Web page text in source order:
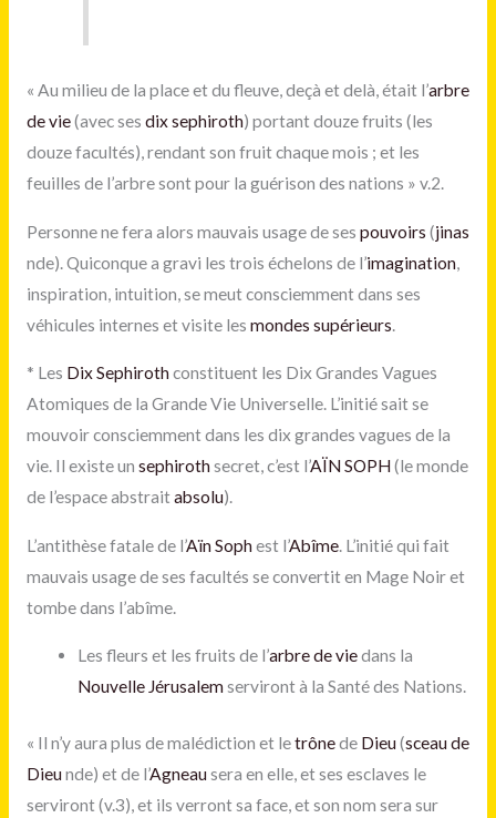
« Au milieu de la place et du fleuve, deçà et delà, était l’arbre
de vie(avec ses dix sephiroth) portant douze fruits (les
douze facultés), rendant son fruit chaque mois ; et les
feuilles de l’arbre sont pour la guérison des nations » v.2.
Personne ne fera alors mauvais usage de ses pouvoirs (jinas
nde). Quiconque a gravi les trois échelons de l’imagination,
inspiration, intuition, se meut consciemment dans ses
véhicules internes et visite les mondes supérieurs
* Les Dix Sephirothconstituent les Dix Grandes Vagues
Atomiques de la Grande Vie Universelle. L’initié sait se
mouvoir consciemment dans les dix grandes vagues de la
vie. Il existe un sephirothsecret, c’est l’AÏN SOPH(le monde
de l’espace abstraitabsolu).
L’antithèse fatale de l’Aïn Sophest l’Abîme. L’initié qui fait
mauvais usage de ses facultés se convertit en Mage Noir et
tombe dans l’abîme.
Les fleurs et les fruits de l’arbre de viedans la
Nouvelle Jérusalemserviront à la Santé des Nations.
« Il n’y aura plus de malédiction et letrônede Dieu(sceau de
Dieunde) et de l’Agneausera en elle, et ses esclaves le
serviront (v.3), et ils verront sa face, et son nom sera sur